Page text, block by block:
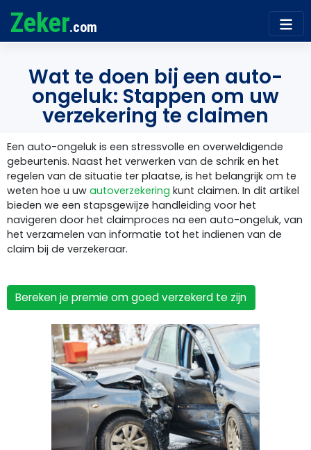
Zeker.com
Wat te doen bij een auto-
ongeluk: Stappen om uw
verzekering te claimen
Een auto-ongeluk is een stressvolle en overweldigende
gebeurtenis. Naast het verwerken van de schrik en het
regelen van de situatie ter plaatse, is het belangrijk om te
weten hoe u uw autoverzekering kunt claimen. In dit artikel
bieden we een stapsgewijze handleiding voor het
navigeren door het claimproces na een auto-ongeluk, van
het verzamelen van informatie tot het indienen van de
claim bij de verzekeraar.
Bereken je premie om goed verzekerd te zijn